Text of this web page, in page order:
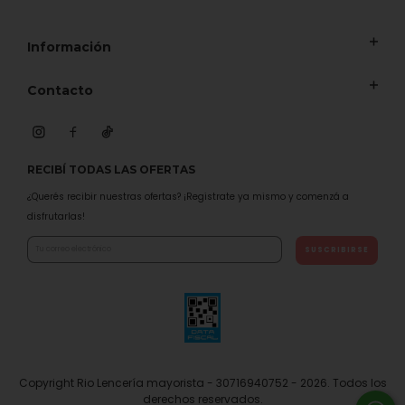
Información
Contacto
RECIBÍ TODAS LAS OFERTAS
¿Querés recibir nuestras ofertas? ¡Registrate ya mismo y comenzá a
disfrutarlas!
Copyright Rio Lencería mayorista - 30716940752 - 2026. Todos los
derechos reservados.